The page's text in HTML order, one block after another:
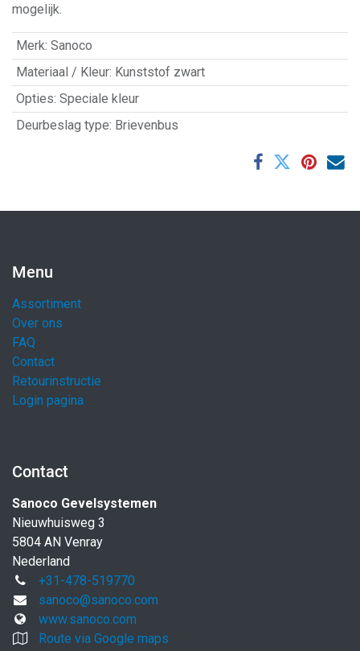
mogelijk.
Merk: Sanoco
Materiaal / Kleur: Kunststof zwart
Opties: Speciale kleur
Deurbeslag type: Brievenbus
Menu
Assortiment
Over ons
FAQ
Contact
Retourinstructie
Login pagina
Contact
Sanoco Gevelsystemen
Nieuwhuisweg 3
5804 AN Venray
Nederland
+31-478-519770
sanoco@sanoco.com
www.sanoco.com
Route via Google maps